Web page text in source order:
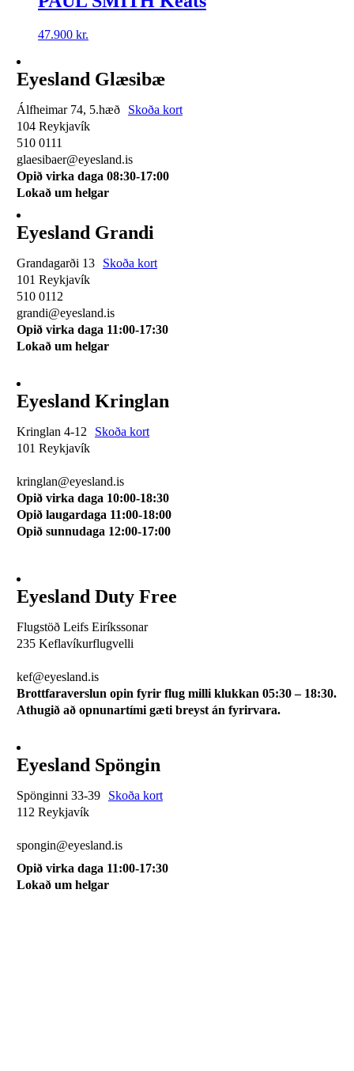
47.900 kr.
Eyesland Glæsibæ
Álfheimar 74, 5.hæð
Skoða kort
104 Reykjavík
510 0111
glaesibaer@eyesland.is
Opið virka daga 08:30-17:00
Lokað um helgar
Eyesland Grandi
Grandagarði 13
Skoða kort
101 Reykjavík
510 0112
grandi@eyesland.is
Opið virka daga 11:00-17:30
Lokað um helgar
Eyesland Kringlan
Kringlan 4-12
Skoða kort
101 Reykjavík
kringlan@eyesland.is
Opið virka daga 10:00-18:30
Opið laugardaga 11:00-18:00
Opið sunnudaga 12:00-17:00
Eyesland Duty Free
Flugstöð Leifs Eiríkssonar
235 Keflavíkurflugvelli
kef@eyesland.is
Brottfaraverslun opin fyrir flug milli klukkan 05:30 – 18:30.
Athugið að opnunartími gæti breyst án fyrirvara.
Eyesland Spöngin
Spönginni 33-39
Skoða kort
112 Reykjavík
spongin@eyesland.is
Opið virka daga 11:00-17:30
Lokað um helgar